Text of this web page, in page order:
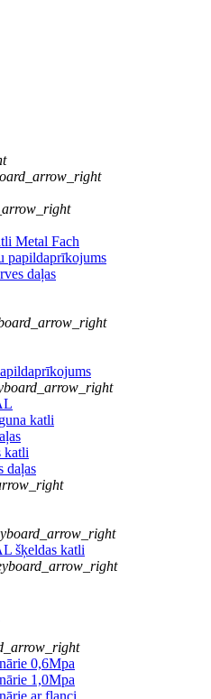
Metal Fach
papildaprīkojums
daļas
katli
katli
daļas
šķeldas katli
0,6Mpa
1,0Mpa
ar flanci